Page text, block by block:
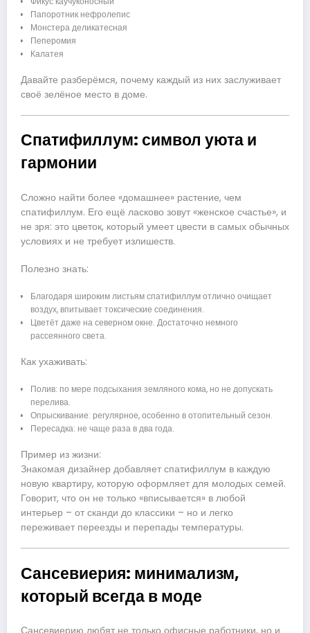
Папоротник нефролепис
Монстера деликатесная
Пеперомия
Калатея
Давайте разберёмся, почему каждый из них заслуживает
своё зелёное место в доме.
Спатифиллум: символ уюта и
гармонии
Сложно найти более «домашнее» растение, чем
спатифиллум. Его ещё ласково зовут «женское счастье», и
не зря: это цветок, который умеет цвести в самых обычных
условиях и не требует излишеств.
Полезно знать:
Благодаря широким листьям спатифиллум отлично очищает
воздух, впитывает токсические соединения.
Цветёт даже на северном окне. Достаточно немного
рассеянного света.
Как ухаживать:
Полив: по мере подсыхания земляного кома, но не допускать
перелива.
Опрыскивание: регулярное, особенно в отопительный сезон.
Пересадка: не чаще раза в два года.
Пример из жизни:
Знакомая дизайнер добавляет спатифиллум в каждую
новую квартиру, которую оформляет для молодых семей.
Говорит, что он не только «вписывается» в любой
интерьер – от сканди до классики – но и легко
переживает переезды и перепады температуры.
Сансевиерия: минимализм,
который всегда в моде